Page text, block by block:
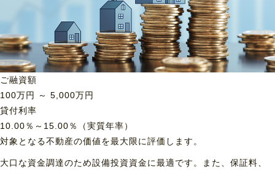
ご融資額
100万円 ～ 5,000万円
貸付利率
10.00％～15.00％（実質年率）
対象となる不動産の価値を最大限に評価します。
大口な資金調達のため設備投資資金に最適です。また、保証料、